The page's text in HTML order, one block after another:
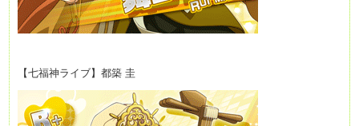
【七福神ライブ】都築 圭